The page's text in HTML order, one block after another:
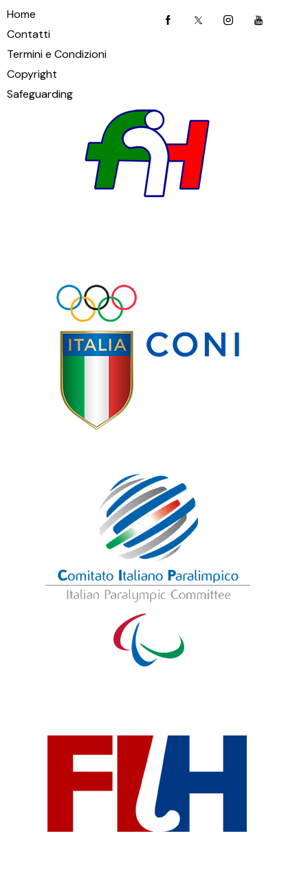
Home
Contatti
Termini e Condizioni
Copyright
Safeguarding